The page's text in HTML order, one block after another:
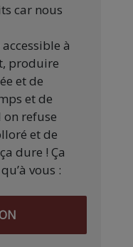
car nous
à
produire
et de
et de
refuse
et de
dure ! Ça
vous :